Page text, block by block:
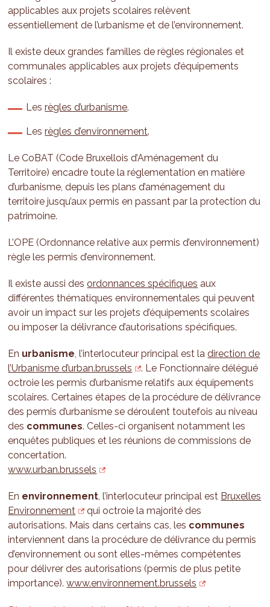
applicables aux projets scolaires relèvent
essentiellement de l’urbanisme et de l’environnement.
Il existe deux grandes familles de règles régionales et
communales applicables aux projets d’équipements
scolaires :
Lesrègles d’urbanisme.
Lesrègles d’environnement.
Le CoBAT (Code Bruxellois d’Aménagement du
Territoire) encadre toute la réglementation en matière
d’urbanisme, depuis les plans d’aménagement du
territoire jusqu’aux permis en passant par la protection du
patrimoine.
L’OPE (Ordonnance relative aux permis d’environnement)
règle les permis d’environnement.
Il existe aussi desordonnances spécifiques aux
différentes thématiques environnementales qui peuvent
avoir un impact sur les projets d’équipements scolaires
ou imposer la délivrance d’autorisations spécifiques.
En urbanisme, l’interlocuteur principal est ladirection de
l’Urbanisme d’urban.brussels
. Le Fonctionnaire délégué
octroie les permis d’urbanisme relatifs aux équipements
scolaires. Certaines étapes de la procédure de délivrance
des permis d’urbanisme se déroulent toutefois au niveau
des communes. Celles-ci organisent notamment les
enquêtes publiques et les réunions de commissions de
concertation.
www.urban.brussels
En environnement, l’interlocuteur principal est Bruxelles
Environnement
qui octroie la majorité des
autorisations. Mais dans certains cas, les communes
interviennent dans la procédure de délivrance du permis
d’environnement ou sont elles-mêmes compétentes
pour délivrer des autorisations (permis de plus petite
importance).www.environnement.brussels